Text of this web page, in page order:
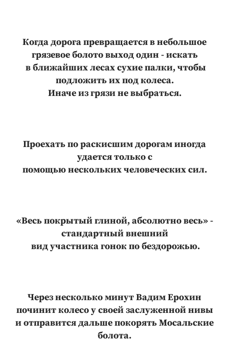
Когда дорога превращается в небольшое
грязевое болото выход один - искать
в ближайших лесах сухие палки, чтобы
подложить их под колеса.
Иначе из грязи не выбраться.
Проехать по раскисшим дорогам иногда
удается только с
помощью нескольких человеческих сил.
«Весь покрытый глиной, абсолютно весь» -
стандартный внешний
вид участника гонок по бездорожью.
Через несколько минут Вадим Ерохин
починит колесо у своей заслуженной нивы
и отправится дальше покорять Мосальские
болота.